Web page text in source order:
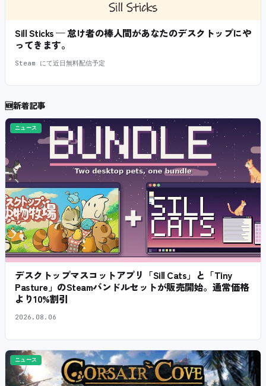
Sill Sticks — 怠け者の棒人間があなたのデスクトップにや
ってきます。
Steam にて近日無料配信予定
🆕新着記事
ニュース
デスクトップマスコットアプリ「Sill Cats」と「Tiny
Pasture」のSteamバンドルセットが販売開始。通常価格
より10%割引
2026.08.06
ニュース